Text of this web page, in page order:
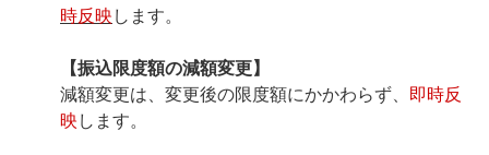
時反映 します。
【振込限度額の減額変更】
減額変更は、変更後の限度額にかかわらず、
即時反
映 します。